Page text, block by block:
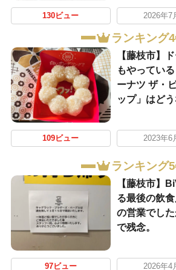
130ビュー 2026年7
ランキング4
【藤枝市】
もやってい
ーナツ ザ・
ップ」はど
109ビュー 2023年6
ランキング5
【藤枝市】
る最後の飲
の営業でし
で残念。
97ビュー 2026年4